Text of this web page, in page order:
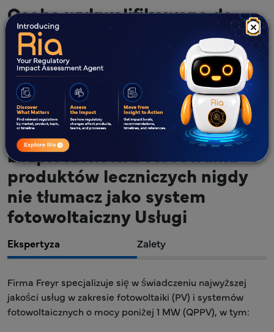
×
Osoba wykwalifikowana ds.
monitorowanie
bezpieczeństwa stosowania
produktów leczniczych nigdy
nie tłumacz jako system
fotowoltaiczny QPPV)
monitorowanie
bezpieczeństwa stosowania
produktów leczniczych nigdy
nie tłumacz jako system
fotowoltaiczny Usługi
Ekspertyza Zalety
Firma Freyr specjalizuje się w świadczeniu najwyższej
jakości usług w zakresie fotowoltaiki (PV) i systemów
fotowoltaicznych o mocy poniżej 1 MW (QPPV), w tym: